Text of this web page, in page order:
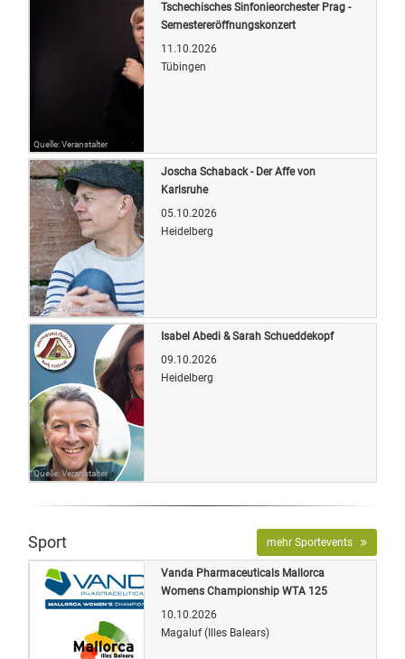
Quelle: Veranstalter
Tschechisches Sinfonieorchester Prag -
Semestereröffnungskonzert
11.10.2026
Tübingen
Quelle: Veranstalter
Joscha Schaback - Der Affe von
Karlsruhe
05.10.2026
Heidelberg
Quelle: Veranstalter
Isabel Abedi & Sarah Schueddekopf
09.10.2026
Heidelberg
Sport mehr Sportevents
Vanda Pharmaceuticals Mallorca
Womens Championship WTA 125
10.10.2026
Magaluf (Illes Balears)